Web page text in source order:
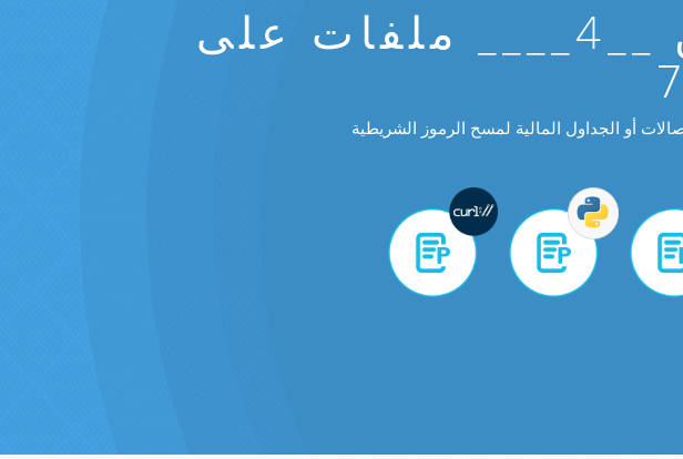
مسح الرموز الشريطية من __4____ ملفات على